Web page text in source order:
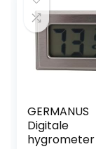
GERMANUS
Digitale
hygrometer